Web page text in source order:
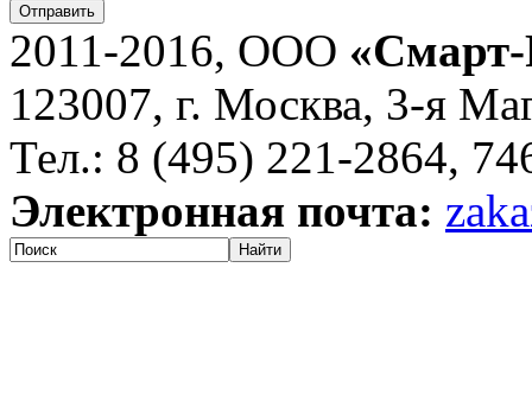
Отправить
2011-2016, ООО
123007, г. Москва, 3-я
Тел.: 8 (495) 221-2864,
Электронная почта:
Найти